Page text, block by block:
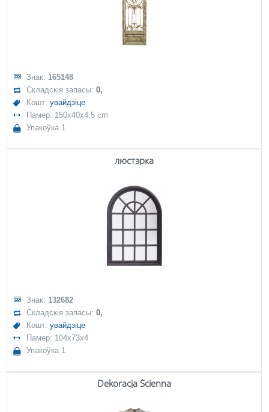
Знак: 165148
Складскія запасы:0,
Кошт:увайдзіце
Памер: 150x40x4,5 cm
Упакоўка 1
люстэрка
Знак: 132682
Складскія запасы:0,
Кошт:увайдзіце
Памер: 104x73x4
Упакоўка 1
Dekoracja Ścienna